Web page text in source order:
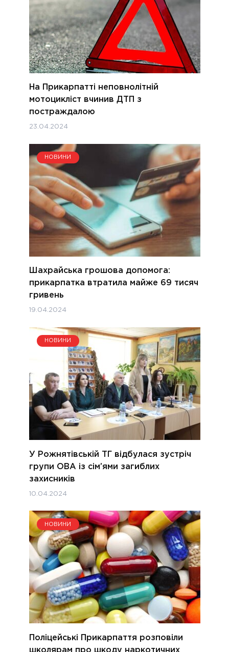
На Прикарпатті неповнолітній
мотоцикліст вчинив ДТП з
постраждалою
23.04.2024
НОВИНИ
Шахрайська грошова допомога:
прикарпатка втратила майже 69 тисяч
гривень
19.04.2024
НОВИНИ
У Рожнятівській ТГ відбулася зустріч
групи ОВА із сім’ями загиблих
захисників
10.04.2024
НОВИНИ
Поліцейські Прикарпаття розповіли
школярам про шкоду наркотичних